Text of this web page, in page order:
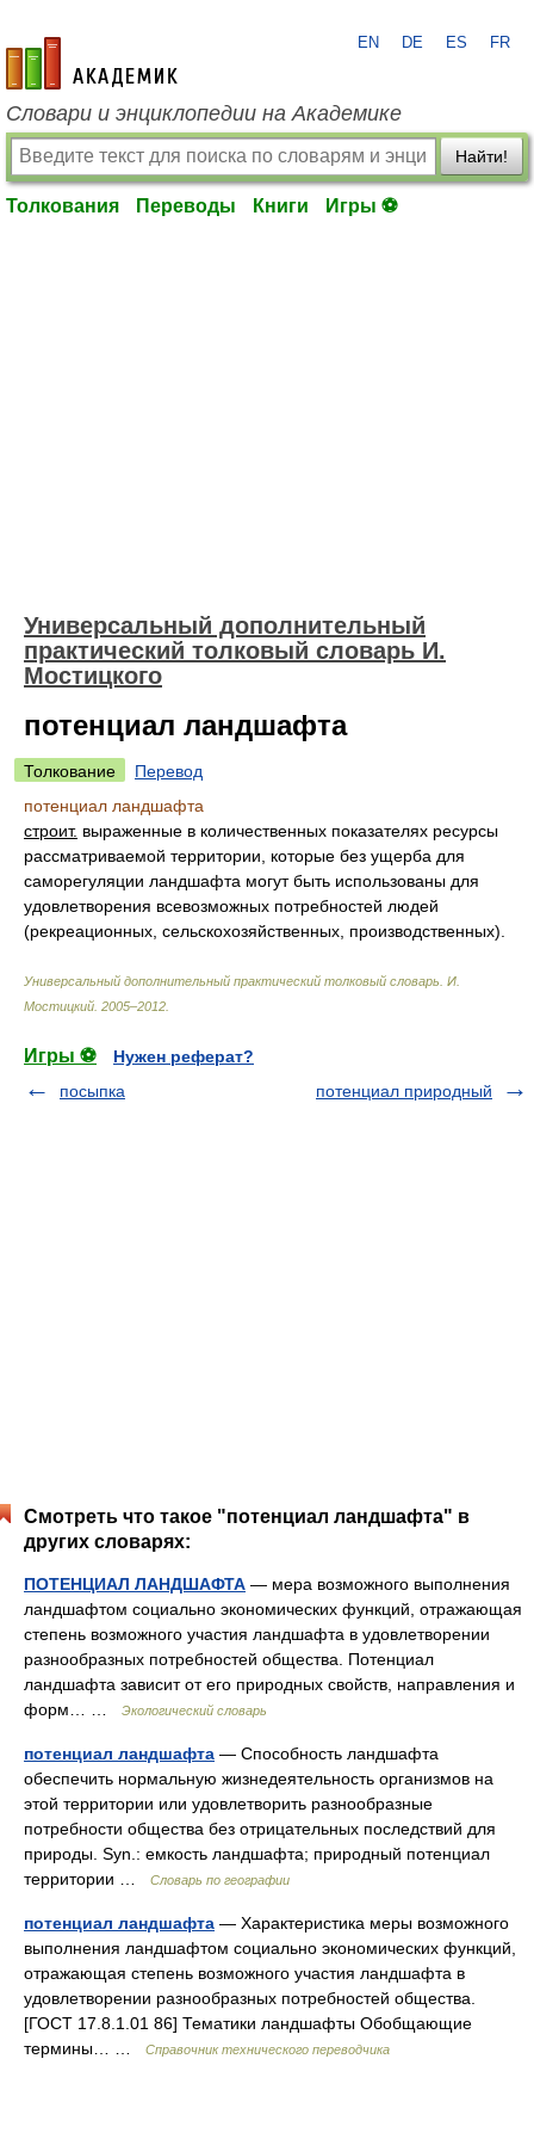
academic.ru
EN DE ES FR
Словари и энциклопедии на Академике
Найти!
Толкования Переводы Книги Игры ⚽
Универсальный дополнительный
практический толковый словарь И.
Мостицкого
потенциал ландшафта
Толкование
Перевод
потенциал ландшафта
строит. выраженные в количественных показателях ресурсы
рассматриваемой территории, которые без ущерба для
саморегуляции ландшафта могут быть использованы для
удовлетворения всевозможных потребностей людей
(рекреационных, сельскохозяйственных, производственных).
Универсальный дополнительный практический толковый словарь И.
Мостицкий 2005–2012
Игры ⚽
Нужен реферат?
посыпка
потенциал природный
Смотреть что такое "потенциал ландшафта" в
других словарях:
ПОТЕНЦИАЛ ЛАНДШАФТА — мера возможного выполнения
ландшафтом социально экономических функций, отражающая
степень возможного участия ландшафта в удовлетворении
разнообразных потребностей общества. Потенциал
ландшафта зависит от его природных свойств, направления и
форм… …
Экологический словарь
потенциал ландшафта — Способность ландшафта
обеспечить нормальную жизнедеятельность организмов на
этой территории или удовлетворить разнообразные
потребности общества без отрицательных последствий для
природы. Syn.: емкость ландшафта; природный потенциал
территории …
Словарь по географии
потенциал ландшафта — Характеристика меры возможного
выполнения ландшафтом социально экономических функций,
отражающая степень возможного участия ландшафта в
удовлетворении разнообразных потребностей общества.
[ГОСТ 17.8.1.01 86] Тематики ландшафты Обобщающие
термины… …
Справочник технического переводчика